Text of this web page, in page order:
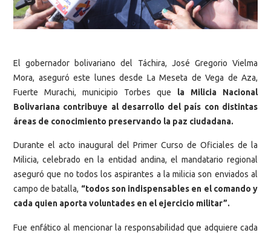
El gobernador bolivariano del Táchira, José Gregorio Vielma
Mora, aseguró este lunes desde La Meseta de Vega de Aza,
Fuerte Murachi, municipio Torbes que la Milicia Nacional
Bolivariana contribuye al desarrollo del país con distintas
áreas de conocimiento preservando la paz ciudadana.
Durante el acto inaugural del Primer Curso de Oficiales de la
Milicia, celebrado en la entidad andina, el mandatario regional
aseguró que no todos los aspirantes a la milicia son enviados al
campo de batalla, “todos son indispensables en el comando y
cada quien aporta voluntades en el ejercicio militar”.
Fue enfático al mencionar la responsabilidad que adquiere cada